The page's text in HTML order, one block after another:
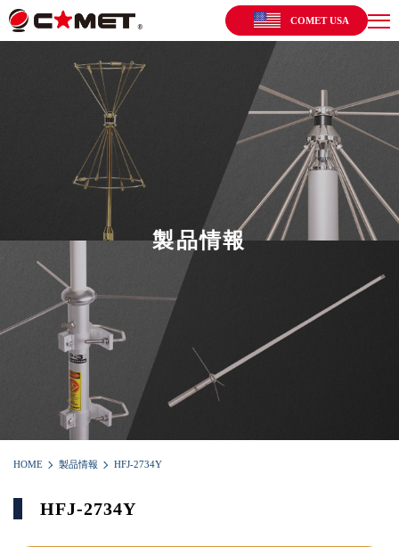
COMET USA
製品情報
HOME 製品情報 HFJ-2734Y
HFJ-2734Y